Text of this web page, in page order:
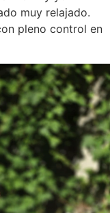
muy relajado.
pleno control en